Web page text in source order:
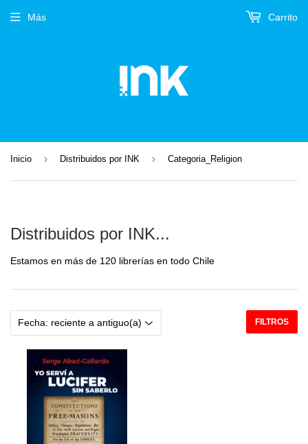
Más Carrito
Inicio › Distribuidos por INK › Categoria_Religion
Distribuidos por INK...
Estamos en más de 120 librerías en todo Chile
FILTROS